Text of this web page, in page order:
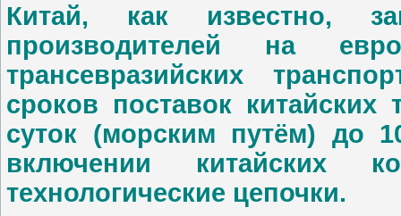
Китай, как известно,
производителей на
трансевразийских
сроков поставок
суток (морским путём) до
включении китайских
технологические цепочки.